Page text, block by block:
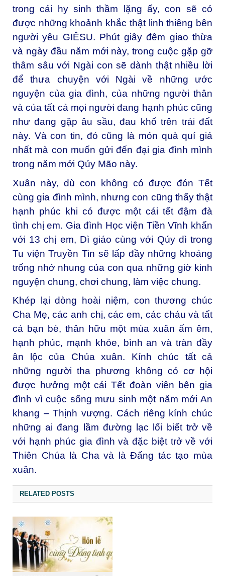
trong cái hy sinh thầm lặng ấy, con sẽ có
được những khoảnh khắc thật linh thiêng bên
người yêu GIÊSU. Phút giây đêm giao thừa
và ngày đầu năm mới này, trong cuộc gặp gỡ
thâm sâu với Ngài con sẽ dành thật nhiều lời
để thưa chuyện với Ngài về những ước
nguyện của gia đình, của những người thân
và của tất cả mọi người đang hạnh phúc cũng
như đang gặp âu sầu, đau khổ trên trái đất
này. Và con tin, đó cũng là món quà quí giá
nhất mà con muốn gửi đến đại gia đình mình
trong năm mới Qúy Mão này.
Xuân này, dù con không có được đón Tết
cùng gia đình mình, nhưng con cũng thấy thật
hạnh phúc khi có được một cái tết đậm đà
tình chị em. Gia đình Học viện Tiền Vĩnh khấn
với 13 chị em, Dì giáo cùng với Qúy dì trong
Tu viện Truyền Tin sẽ lấp đầy những khoảng
trống nhớ nhung của con qua những giờ kinh
nguyện chung, chơi chung, làm việc chung.
Khép lại dòng hoài niệm, con thương chúc
Cha Mẹ, các anh chị, các em, các cháu và tất
cả bạn bè, thân hữu một mùa xuân ấm êm,
hạnh phúc, mạnh khỏe, bình an và tràn đầy
ân lộc của Chúa xuân. Kính chúc tất cả
những người tha phương không có cơ hội
được hưởng một cái Tết đoàn viên bên gia
đình vì cuộc sống mưu sinh một năm mới An
khang – Thịnh vượng. Cách riêng kính chúc
những ai đang lầm đường lạc lối biết trở về
với hạnh phúc gia đình và đặc biệt trở về với
Thiên Chúa là Cha và là Đấng tác tạo mùa
xuân.
RELATED POSTS